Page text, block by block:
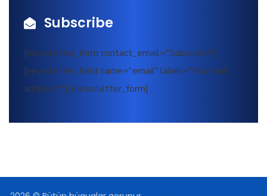
Subscribe
[newsletter_form contact_email="Subscribe"]
[newsletter_field name="email" label="Your mail
address*"][/newsletter_form]